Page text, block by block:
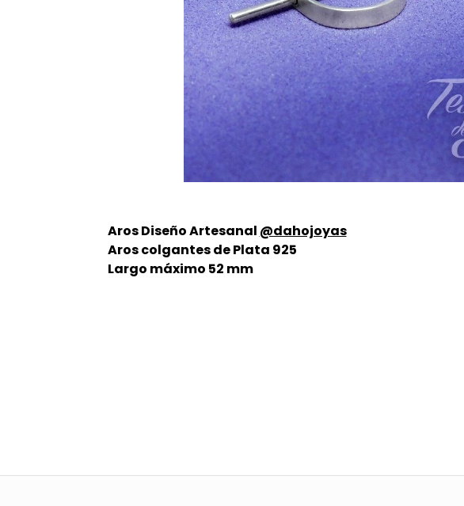
Aros Diseño Artesanal @dahojoyas
Aros colgantes de Plata 925
Largo máximo 52 mm